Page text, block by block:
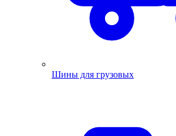
Шины для грузовых